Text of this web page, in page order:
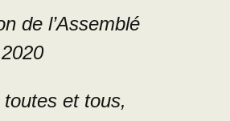
de l’Assemblé
et tous,